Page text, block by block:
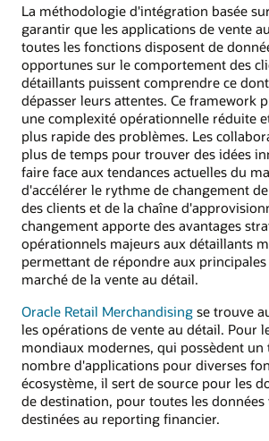
La méthodologie d'intégration basée
garantir que les applications de vente
toutes les fonctions disposent de
opportunes sur le comportement des
détaillants puissent comprendre ce
dépasser leurs attentes. Ce framework
une complexité opérationnelle réduite
plus rapide des problèmes. Les
plus de temps pour trouver des idées
faire face aux tendances actuelles du
d'accélérer le rythme de changement
des clients et de la chaîne
changement apporte des avantages
opérationnels majeurs aux détaillants
permettant de répondre aux principales
marché de la vente au détail.
Oracle Retail Merchandising se trouve
les opérations de vente au détail. Pour
mondiaux modernes, qui possèdent un
nombre d'applications pour diverses
écosystème, il sert de source pour les
de destination, pour toutes les
destinées au reporting financier.